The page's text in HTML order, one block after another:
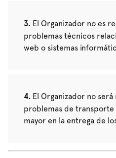
El Organizador no es
problemas técnicos
web o sistemas
El Organizador no
problemas de transporte
mayor en la entrega de